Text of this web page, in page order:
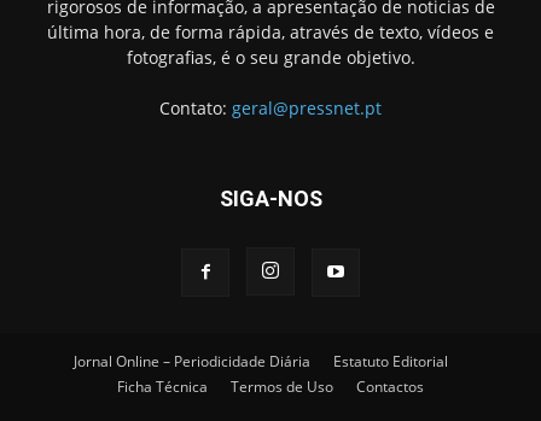
rigorosos de informação, a apresentação de noticias de
última hora, de forma rápida, através de texto, vídeos e
fotografias, é o seu grande objetivo.
Contato: geral@pressnet.pt
SIGA-NOS
Jornal Online – Periodicidade Diária
Estatuto Editorial
Ficha Técnica
Termos de Uso Contactos